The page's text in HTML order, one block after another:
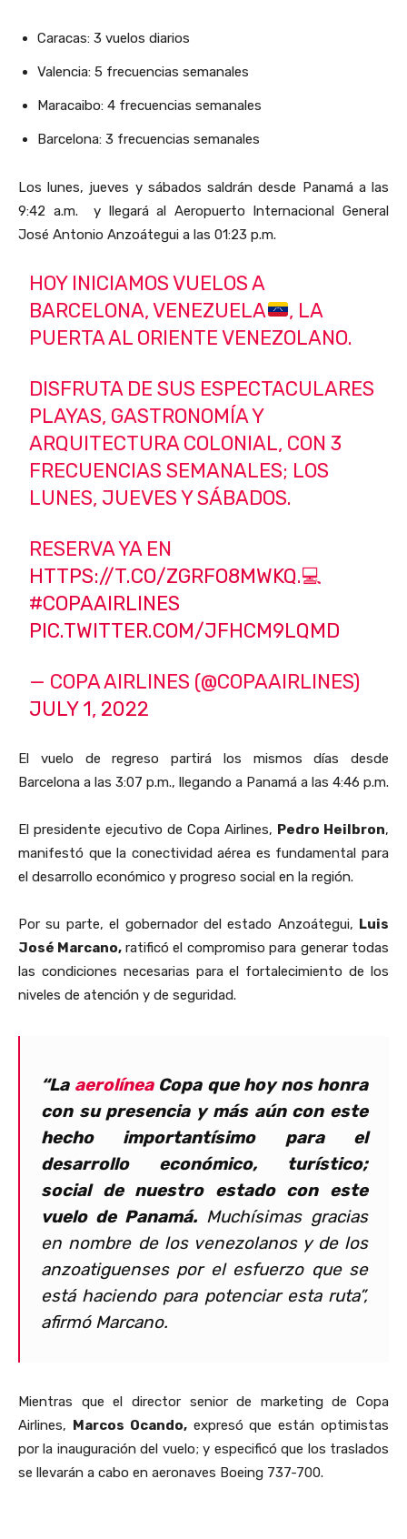
Caracas: 3 vuelos diarios
Valencia: 5 frecuencias semanales
Maracaibo: 4 frecuencias semanales
Barcelona: 3 frecuencias semanales
Los lunes, jueves y sábados saldrán desde Panamá a las
9:42 a.m. y llegará al Aeropuerto Internacional General
José Antonio Anzoátegui a las 01:23 p.m.
HOY INICIAMOS VUELOS A
BARCELONA, VENEZUELA
, LA
PUERTA AL ORIENTE VENEZOLANO.
DISFRUTA DE SUS ESPECTACULARES
PLAYAS, GASTRONOMÍA Y
ARQUITECTURA COLONIAL, CON 3
FRECUENCIAS SEMANALES; LOS
LUNES, JUEVES Y SÁBADOS.
RESERVA YA EN
HTTPS://T.CO/ZGRFO8MWKQ.💻
#COPAAIRLINES
PIC.TWITTER.COM/JFHCM9LQMD
— COPA AIRLINES (@COPAAIRLINES)
JULY 1, 2022
El vuelo de regreso partirá los mismos días desde
Barcelona a las 3:07 p.m., llegando a Panamá a las 4:46 p.m.
El presidente ejecutivo de Copa Airlines, Pedro Heilbron,
manifestó que la conectividad aérea es fundamental para
el desarrollo económico y progreso social en la región.
Por su parte, el gobernador del estado Anzoátegui, Luis
José Marcano, ratificó el compromisopara generar todas
las condiciones necesarias para el fortalecimiento de los
niveles de atención y de seguridad.
“La aerolíneaCopa que hoy nos honra
con su presencia y más aún con este
hecho importantísimo para el
desarrollo económico, turístico;
social de nuestro estado con este
vuelo de Panamá. Muchísimas gracias
en nombre de los venezolanos y de los
anzoatiguenses por el esfuerzo que se
está haciendo para potenciar esta ruta”,
afirmó Marcano.
Mientras que el director senior de marketing de Copa
Airlines, Marcos Ocando,expresó que están optimistas
por la inauguración del vuelo; y especificó que los traslados
se llevarán a cabo en aeronaves Boeing 737-700.